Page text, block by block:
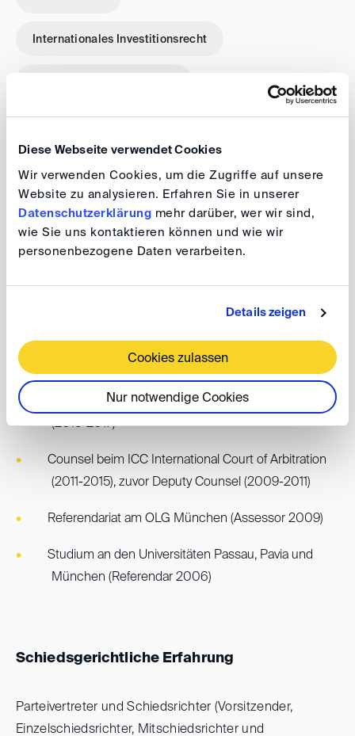
Diese Webseite verwendet Cookies
Wir verwenden Cookies, um die Zugriffe auf unsere
Website zu analysieren. Erfahren Sie in unserer
Datenschutzerklärung mehr darüber, wer wir sind,
wie Sie uns kontaktieren können und wie wir
personenbezogene Daten verarbeiten.
Details zeigen
Cookies zulassen
Nur notwendige Cookies
Internationales Investitionsrecht
Schlichtung Verfahrensrecht
Vertragsrecht
Partner bei Seven Summits Arbitration (seit 2017)
Senior Associate bei Heuking Kühn Lüer Wojtek
(2015-2017)
Counsel beim ICC International Court of Arbitration
(2011-2015), zuvor Deputy Counsel (2009-2011)
Referendariat am OLG München (Assessor 2009)
Studium an den Universitäten Passau, Pavia und
München (Referendar 2006)
Schiedsgerichtliche Erfahrung
Parteivertreter und Schiedsrichter (Vorsitzender,
Einzelschiedsrichter, Mitschiedsrichter und